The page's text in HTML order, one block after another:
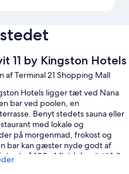
11 by Kingston Hotels
Terminal 21 Shopping Mall
Hotels ligger tæt ved Nana
bar ved poolen, en
Benyt stedets sauna eller
med lokale og
på morgenmad, frokost og
bar kan gæster nyde godt af
på 100+ Mbit/s (godt til 1-2